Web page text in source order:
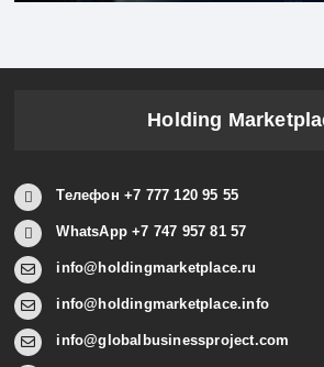
Holding
Телефон +7 777 120 95 55
WhatsApp +7 747 957 81 57
info@holdingmarketplace.ru
info@holdingmarketplace.info
info@globalbusinessproject.com